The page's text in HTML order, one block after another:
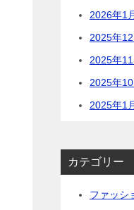
2026年1
2025年12
2025年11
2025年10
2025年1
カテゴリー
ファッシ